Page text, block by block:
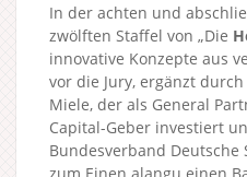
In der achten und
zwölften Staffel von „Die
innovative Konzepte aus
vor die Jury, ergänzt
Miele, der als General
Capital-Geber investiert
Bundesverband